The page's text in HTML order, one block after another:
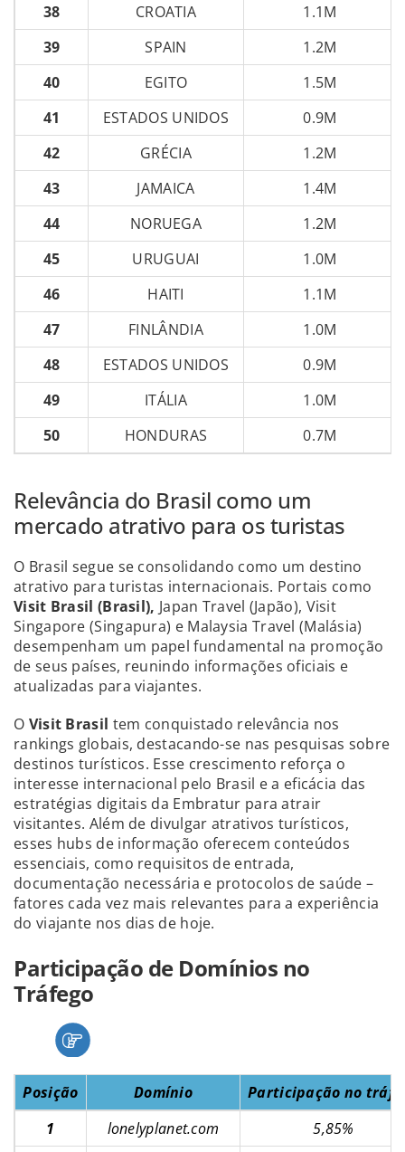
38
CROATIA
1.1M
39
SPAIN
1.2M
40
EGITO
1.5M
41
ESTADOS UNIDOS
0.9M
42
GRÉCIA
1.2M
43
JAMAICA
1.4M
44
NORUEGA
1.2M
45
URUGUAI
1.0M
46
HAITI
1.1M
47
FINLÂNDIA
1.0M
48
ESTADOS UNIDOS
0.9M
49
ITÁLIA
1.0M
50
HONDURAS 0.7M
Relevância do Brasil como um
mercado atrativo para os turistas
O Brasil segue se consolidando como um destino
atrativo para turistas internacionais. Portais como
Visit Brasil (Brasil), Japan Travel (Japão), Visit
Singapore (Singapura) e Malaysia Travel (Malásia)
desempenham um papel fundamental na promoção
de seus países, reunindo informações oficiais e
atualizadas para viajantes.
O Visit Brasil tem conquistado relevância nos
rankings globais, destacando-se nas pesquisas sobre
destinos turísticos. Esse crescimento reforça o
interesse internacional pelo Brasil e a eficácia das
estratégias digitais da Embratur para atrair
visitantes. Além de divulgar atrativos turísticos,
esses hubs de informação oferecem conteúdos
essenciais, como requisitos de entrada,
documentação necessária e protocolos de saúde –
fatores cada vez mais relevantes para a experiência
do viajante nos dias de hoje.
Participação de Domínios no
Tráfego
Posição Domínio
Participação no
1
lonelyplanet.com
5,85%